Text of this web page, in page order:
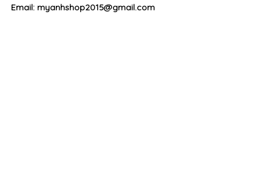
Email: myanhshop2015@gmail.com